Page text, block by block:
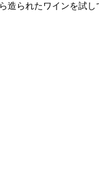
造られたワインを試